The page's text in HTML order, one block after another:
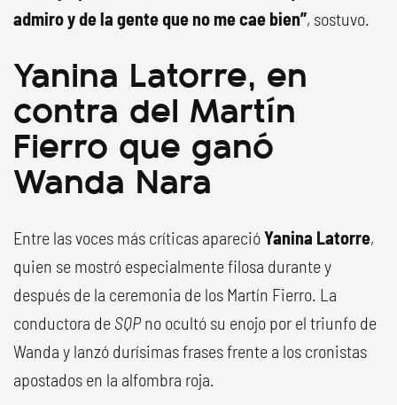
admiro y de la gente que no me cae bien”, sostuvo.
Yanina Latorre, en
contra del Martín
Fierro que ganó
Wanda Nara
Entre las voces más críticas aparecióYanina Latorre,
quien se mostró especialmente filosa durante y
después de la ceremonia de los Martín Fierro. La
conductora de SQP no ocultó su enojo por el triunfo de
Wanda y lanzó durísimas frases frente a los cronistas
apostados en la alfombra roja.